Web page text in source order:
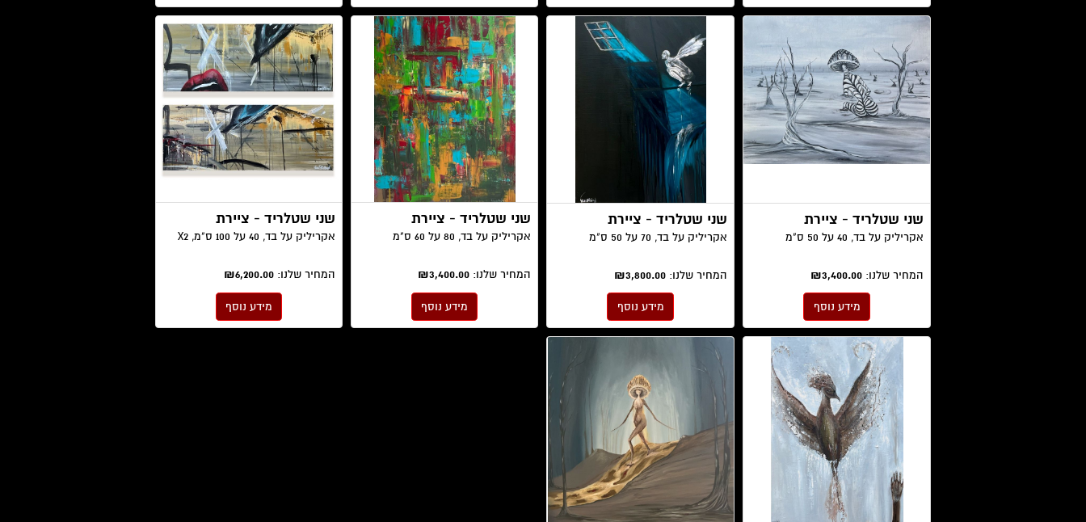
שני שטלריד - ציירת
אקריליק על בד, 40 על 50 ס"מ
המחיר שלנו: ₪3,400.00
מידע נוסף
שני שטלריד - ציירת
אקריליק על בד, 70 על 50 ס"מ
המחיר שלנו: ₪3,800.00
מידע נוסף
שני שטלריד - ציירת
אקריליק על בד, 80 על 60 ס"מ
המחיר שלנו: ₪3,400.00
מידע נוסף
שני שטלריד - ציירת
אקריליק על בד, 40 על 100 ס"מ, X2
המחיר שלנו: ₪6,200.00
מידע נוסף